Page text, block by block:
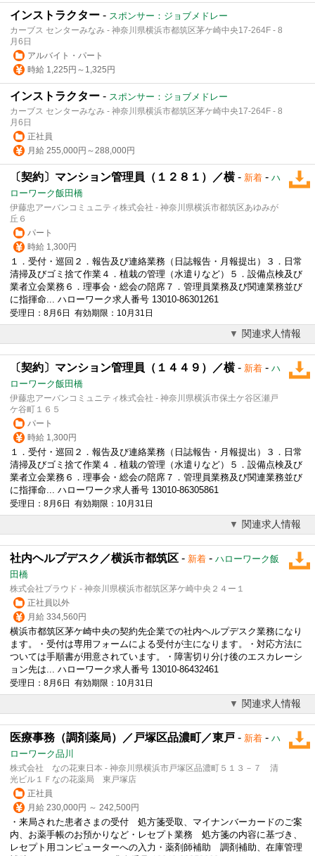
インストラクター - スポンサー：ジョブメドレー
カーブス センターみなみ - 神奈川県横浜市都筑区茅ケ崎中央17-264F - 8
月6日
アルバイト・パート
時給 1,225円～1,325円
インストラクター - スポンサー：ジョブメドレー
カーブス センターみなみ - 神奈川県横浜市都筑区茅ケ崎中央17-264F - 8
月6日
正社員
月給 255,000円～288,000円
〔契約〕マンション管理員（１２８１）／横- 新着 - ハ
ローワーク飯田橋
伊藤忠アーバンコミュニティ株式会社 - 神奈川県横浜市都筑区あゆみが
丘６
パート
時給 1,300円
１． 受付 ・巡回２．報告及び連絡業務（日誌報告・月報提出）３．日常
清掃及びゴミ捨て作業４．植栽の管理（水遣りなど）５．設備点検及び
業者立会業務６．理事会・総会の陪席７．管理員業務及び関連業務並び
に指揮命... ハローワーク求人番号 13010-86301261
受理日：8月6日 有効期限：10月31日
関連求人情報
〔契約〕マンション管理員（１４４９）／横- 新着 - ハ
ローワーク飯田橋
伊藤忠アーバンコミュニティ株式会社 - 神奈川県横浜市保土ケ谷区瀬戸
ケ谷町１６５
パート
時給 1,300円
１． 受付 ・巡回２．報告及び連絡業務（日誌報告・月報提出）３．日常
清掃及びゴミ捨て作業４．植栽の管理（水遣りなど）５．設備点検及び
業者立会業務６．理事会・総会の陪席７．管理員業務及び関連業務並び
に指揮命... ハローワーク求人番号 13010-86305861
受理日：8月6日 有効期限：10月31日
関連求人情報
社内ヘルプデスク／横浜市都筑区 - 新着 - ハローワーク飯
田橋
株式会社プラウド - 神奈川県横浜市都筑区茅ケ崎中央２４ー１
正社員以外
月給 334,560円
横浜市都筑区茅ケ崎中央の契約先企業での社内ヘルプデスク業務になり
ます。・ 受付は専用フォームによる受付が主になります。・対応方法に
ついては手順書が用意されています。・障害切り分け後のエスカレーシ
ョン先は... ハローワーク求人番号 13010-86432461
受理日：8月6日 有効期限：10月31日
関連求人情報
医療事務（調剤薬局）／戸塚区品濃町／東戸 - 新着 - ハ
ローワーク品川
株式会社 なの花東日本 - 神奈川県横浜市戸塚区品濃町５１３－７ 清
光ビル１Ｆなの花薬局 東戸塚店
正社員
月給 230,000円 ～ 242,500円
・来局された患者さまの受付 処方箋受取、マイナンバーカードのご案
内、お薬手帳のお預かりなど・レセプト業務 処方箋の内容に基づき、
レセプト用コンピューターへの入力・薬剤師補助 調剤補助、在庫管理